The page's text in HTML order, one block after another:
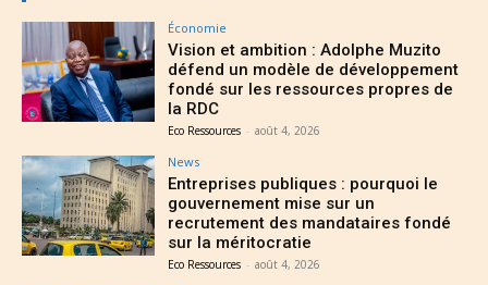
Économie
Vision et ambition : Adolphe Muzito
défend un modèle de développement
fondé sur les ressources propres de
la RDC
Eco Ressources - août 4, 2026
News
Entreprises publiques : pourquoi le
gouvernement mise sur un
recrutement des mandataires fondé
sur la méritocratie
Eco Ressources - août 4, 2026